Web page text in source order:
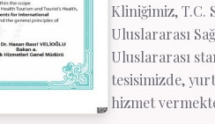
Kliniğimiz, T.C.
Uluslararası
Uluslararası
tesisimizde,
hizmet